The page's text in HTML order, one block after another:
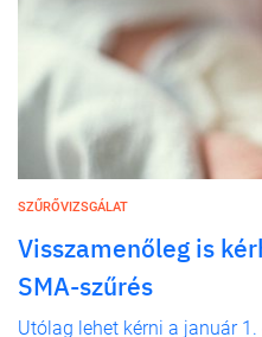
SZŰRŐVIZSGÁLAT
Visszamenőleg is
SMA-szűrés
Utólag lehet kérni a január